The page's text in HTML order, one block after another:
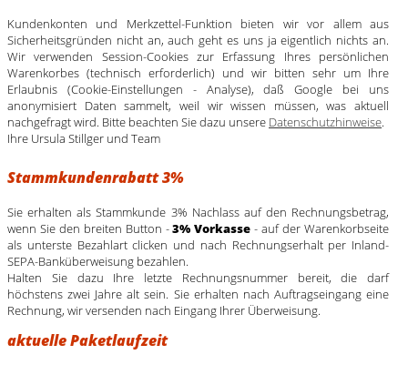
Kundenkonten und Merkzettel-Funktion bieten wir vor allem aus
Sicherheitsgründen nicht an, auch geht es uns ja eigentlich nichts an.
Wir verwenden Session-Cookies zur Erfassung Ihres persönlichen
Warenkorbes (technisch erforderlich) und wir bitten sehr um Ihre
Erlaubnis (Cookie-Einstellungen - Analyse), daß Google bei uns
anonymisiert Daten sammelt, weil wir wissen müssen, was aktuell
nachgefragt wird. Bitte beachten Sie dazu unsere Datenschutzhinweise.
Ihre Ursula Stillger und Team
Stammkundenrabatt 3%
Sie erhalten als Stammkunde 3% Nachlass auf den Rechnungsbetrag,
wenn Sie den breiten Button -3% Vorkasse - auf der Warenkorbseite
als unterste Bezahlart clicken und nach Rechnungserhalt per Inland-
SEPA-Banküberweisung bezahlen.
Halten Sie dazu Ihre letzte Rechnungsnummer bereit, die darf
höchstens zwei Jahre alt sein. Sie erhalten nach Auftragseingang eine
Rechnung, wir versenden nach Eingang Ihrer Überweisung.
aktuelle Paketlaufzeit